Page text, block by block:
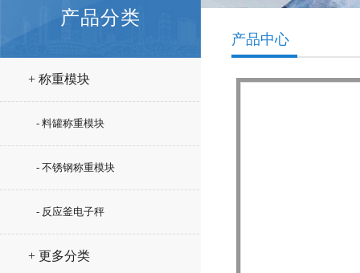
产品分类
+ 称重模块
- 料罐称重模块
- 不锈钢称重模块
- 反应釜电子秤
+ 更多分类
产品中心